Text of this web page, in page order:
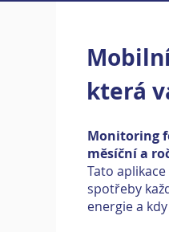
která
Monitoring
měsíční a
Tato
spotřeby
energie a